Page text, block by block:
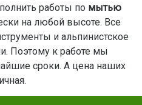
работы по мытью
на любой высоте. Все
и альпинистское
Поэтому к работе мы
сроки. А цена наших